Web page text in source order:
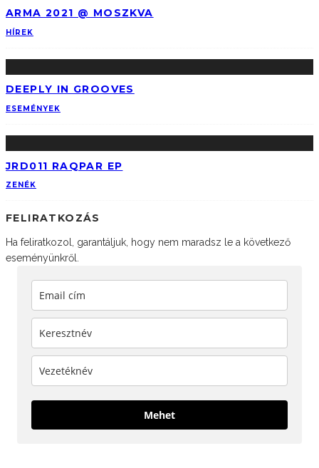
ARMA 2021 @ MOSZKVA
HÍREK
DEEPLY IN GROOVES
ESEMÉNYEK
JRD011 RAQPAR EP
ZENÉK
FELIRATKOZÁS
Ha feliratkozol, garantáljuk, hogy nem maradsz le a következő
eseményünkről.
Mehet